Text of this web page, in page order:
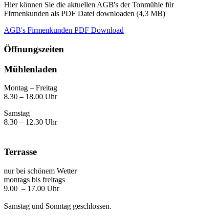
Hier können Sie die aktuellen AGB's der Tonmühle für
Firmenkunden als PDF Datei downloaden (4,3 MB)
AGB's Firmenkunden PDF Download
Öffnungszeiten
Mühlenladen
Montag – Freitag
8.30 – 18.00 Uhr
Samstag
8.30 – 12.30 Uhr
Terrasse
nur bei schönem Wetter
montags bis freitags
9.00 – 17.00 Uhr
Samstag und Sonntag geschlossen.